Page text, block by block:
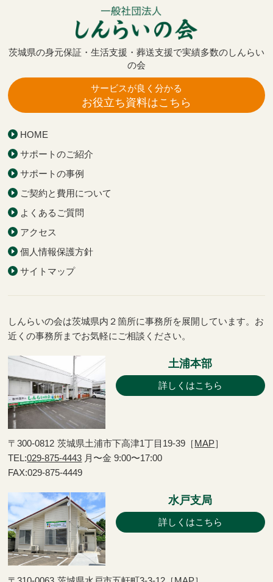
茨城県の身元保証・生活支援・葬送支援で実績多数のしんらい
の会
サービスが良く分かる
お役立ち資料はこちら
HOME
サポートのご紹介
サポートの事例
ご契約と費用について
よくあるご質問
アクセス
個人情報保護方針
サイトマップ
しんらいの会は茨城県内２箇所に事務所を展開しています。お
近くの事務所までお気軽にご相談ください。
土浦本部
詳しくはこちら
〒300-0812 茨城県土浦市下高津1丁目19-39［ MAP］
TEL:029-875-4443 月〜金 9:00〜17:00
FAX:029-875-4449
水戸支局
詳しくはこちら